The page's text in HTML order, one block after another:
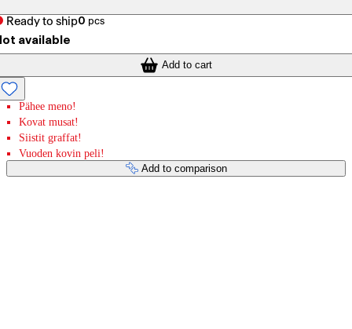
Ready to ship0 pcs
available
Add to cart
Pähee meno!
Kovat musat!
Siistit graffat!
Vuoden kovin peli!
Add to comparison